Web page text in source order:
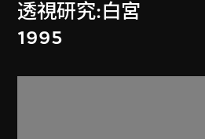
透視研究:白宮
1995